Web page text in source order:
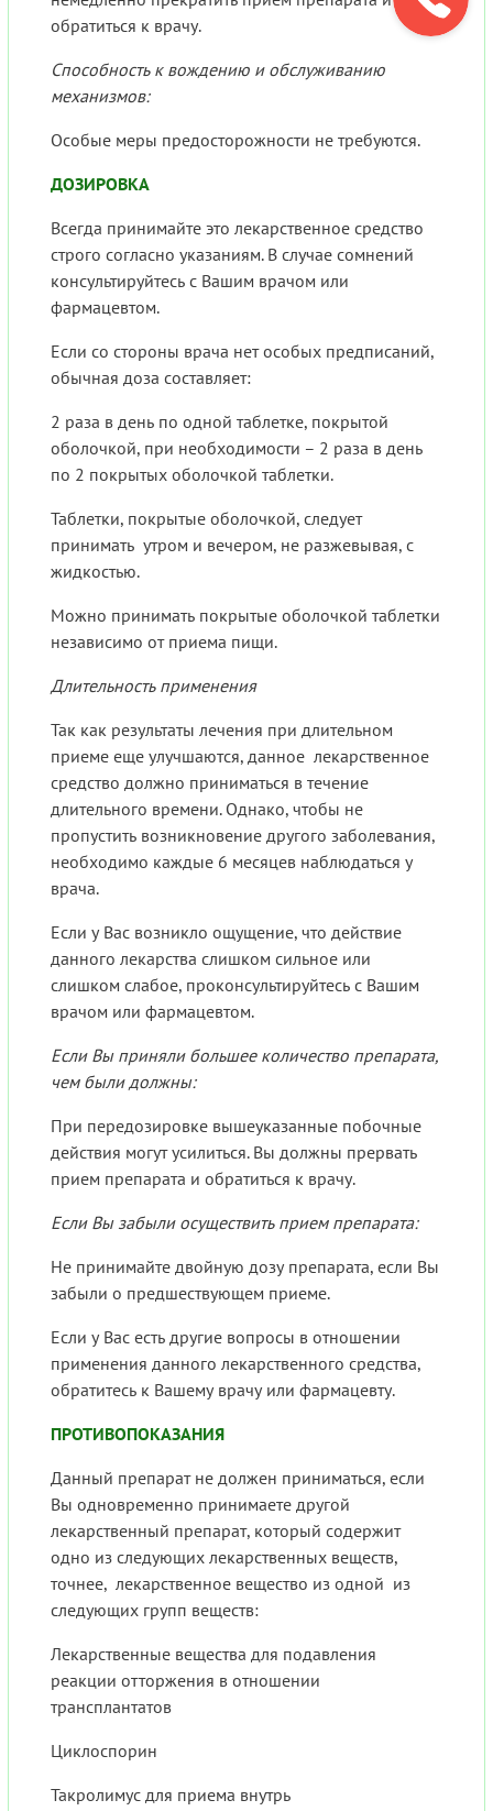
обратиться к врачу.
Способность к вождению и обслуживанию
механизмов:
Особые меры предосторожности не требуются.
ДОЗИРОВКА
Всегда принимайте это лекарственное средство
строго согласно указаниям. В случае сомнений
консультируйтесь с Вашим врачом или
фармацевтом.
Если со стороны врача нет особых предписаний,
обычная доза составляет:
2 раза в день по одной таблетке, покрытой
оболочкой, при необходимости – 2 раза в день
по 2 покрытых оболочкой таблетки.
Таблетки, покрытые оболочкой, следует
принимать утром и вечером, не разжевывая, с
жидкостью.
Можно принимать покрытые оболочкой таблетки
независимо от приема пищи.
Длительность применения
Так как результаты лечения при длительном
приеме еще улучшаются, данное лекарственное
средство должно приниматься в течение
длительного времени. Однако, чтобы не
пропустить возникновение другого заболевания,
необходимо каждые 6 месяцев наблюдаться у
врача.
Если у Вас возникло ощущение, что действие
данного лекарства слишком сильное или
слишком слабое, проконсультируйтесь с Вашим
врачом или фармацевтом.
Если Вы приняли большее количество препарата,
чем были должны:
При передозировке вышеуказанные побочные
действия могут усилиться. Вы должны прервать
прием препарата и обратиться к врачу.
Если Вы забыли осуществить прием препарата:
Не принимайте двойную дозу препарата, если Вы
забыли о предшествующем приеме.
Если у Вас есть другие вопросы в отношении
применения данного лекарственного средства,
обратитесь к Вашему врачу или фармацевту.
ПРОТИВОПОКАЗАНИЯ
Данный препарат не должен приниматься, если
Вы одновременно принимаете другой
лекарственный препарат, который содержит
одно из следующих лекарственных веществ,
точнее, лекарственное вещество из одной из
следующих групп веществ:
Лекарственные вещества для подавления
реакции отторжения в отношении
трансплантатов
Циклоспорин
Такролимус для приема внутрь